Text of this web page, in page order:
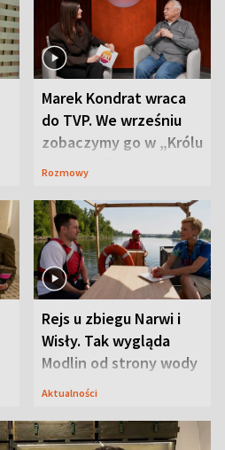
Marek Kondrat wraca
do TVP. We wrześniu
zobaczymy go w „Królu
Maciusiu I”
Rozmowy
Rejs u zbiegu Narwi i
Wisły. Tak wygląda
Modlin od strony wody
Aktualności